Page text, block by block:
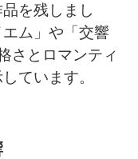
を残しまし
ム」や「交響
さとロマンティ
ています。